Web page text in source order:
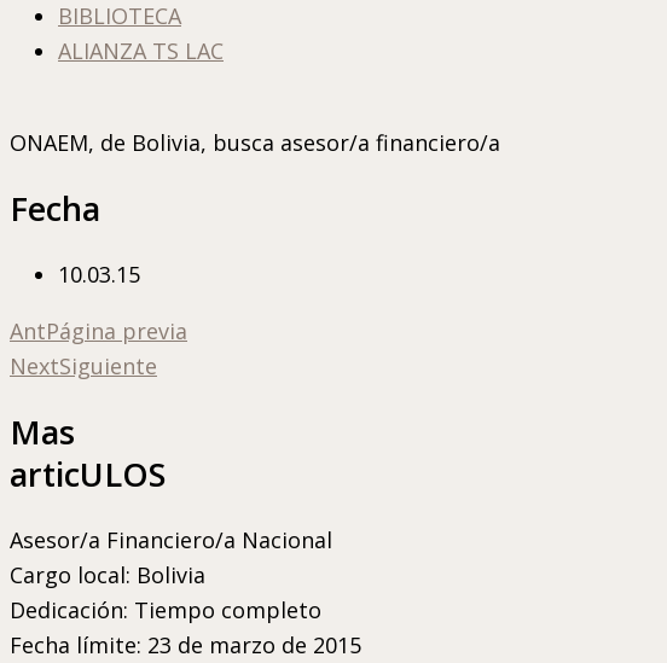
BIBLIOTECA
ALIANZA TS LAC
ONAEM, de Bolivia, busca asesor/a financiero/a
Fecha
10.03.15
AntPágina previa
NextSiguiente
Mas
articULOS
Asesor/a Financiero/a Nacional
Cargo local: Bolivia
Dedicación: Tiempo completo
Fecha límite: 23 de marzo de 2015